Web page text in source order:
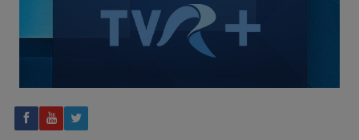
Tenis internațional la Târgu Mureș! TVR Sport transmite